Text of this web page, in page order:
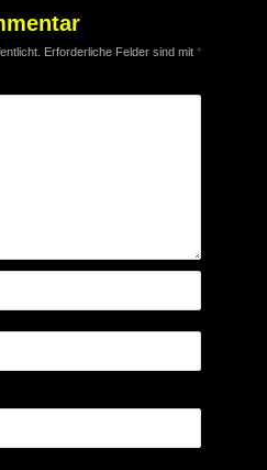
Erforderliche Felder sind mit *